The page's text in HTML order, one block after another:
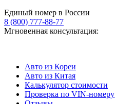
Единый номер в России
8 (800) 777-88-77
Мгновенная консультация:
Авто из Кореи
Авто из Китая
Калькулятор стоимости
Проверка по VIN-номеру